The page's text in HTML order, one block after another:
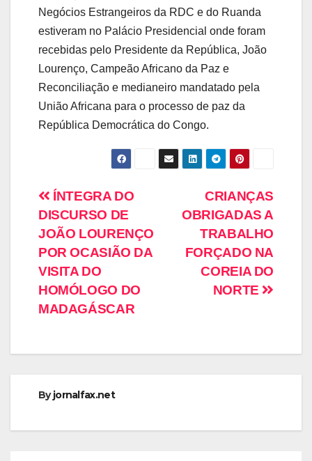
Negócios Estrangeiros da RDC e do Ruanda
estiveram no Palácio Presidencial onde foram
recebidas pelo Presidente da República, João
Lourenço, Campeão Africano da Paz e
Reconciliação e medianeiro mandatado pela
União Africana para o processo de paz da
República Democrática do Congo.
CRIANÇAS
OBRIGADAS A
TRABALHO
FORÇADO NA
COREIA DO
NORTE
ÍNTEGRA DO
DISCURSO DE
JOÃO LOURENÇO
POR OCASIÃO DA
VISITA DO
HOMÓLOGO DO
MADAGÁSCAR
Byjornalfax.net